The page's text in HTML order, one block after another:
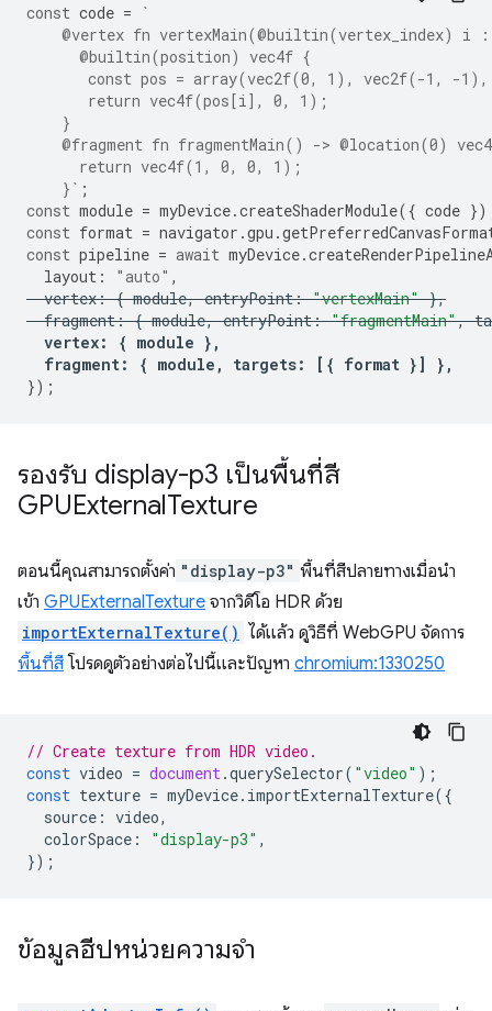
const code =
`
@vertex fn vertexMain(@builtin(vertex_index) i
      @builtin(position) vec4f {
const pos = array(vec2f(0, 1), vec2f(-1, -
       return vec4f(pos[i], 0, 1);
    }
@fragment fn fragmentMain() -> @location(0)
      return vec4f(1, 0, 0, 1);
    }`
;
const module = myDevice.createShaderModule({ code
const format = navigator .gpu .
const pipeline = await myDevice.
layout : "auto" ,
vertex: { module, entryPoint: "vertexMain" },
fragment: { module, entryPoint: "fragmentMain",
vertex: { module },
fragment: { module , targets: [{ format }]
},
});
รองรับ display-p3 เป็นพื้นที่สี
GPUExternalTexture
ตอนนี้คุณสามารถตั้งค่า "display-p3" พื้นที่สีปลายทางเมื่อนำ
เข้า GPUExternalTexture จากวิดีโอ HDR ด้วย
importExternalTexture() ได้แล้ว ดูวิธีที่ WebGPU จัดการ
พื้นที่สีโปรดดูตัวอย่างต่อไปนี้และปัญหา chromium:1330250
// Create texture from HDR video.
const video = document .querySelector( "video" );
const texture = myDevice. importExternalTexture({
source : video,
colorSpace : "display-p3" ,
});
ข้อมูลฮีปหน่วยความจำ